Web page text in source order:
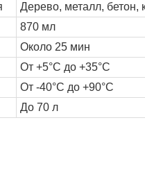
Дерево, металл, бетон,
870 мл
Около 25 мин
От +5°C до +35°C
От -40°C до +90°C
До 70 л